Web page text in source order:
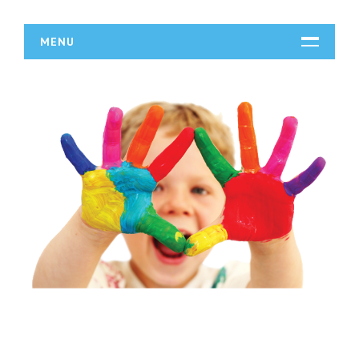
MENU
DZIAŁALNOŚĆ
Biura Rachunkowe
Doradztwo
Drukarnie
Handel
Hurtownie
Kredyty, Leasing
Oferty Pracy